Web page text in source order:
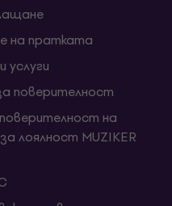
на пратката
услуги
поверителност
на
лоялност MUZIKER